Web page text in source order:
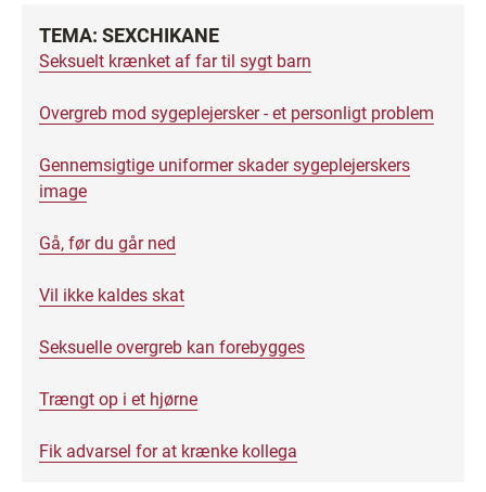
TEMA: SEXCHIKANE
Seksuelt krænket af far til sygt barn
Overgreb mod sygeplejersker - et personligt problem
Gennemsigtige uniformer skader sygeplejerskers
image
Gå, før du går ned
Vil ikke kaldes skat
Seksuelle overgreb kan forebygges
Trængt op i et hjørne
Fik advarsel for at krænke kollega